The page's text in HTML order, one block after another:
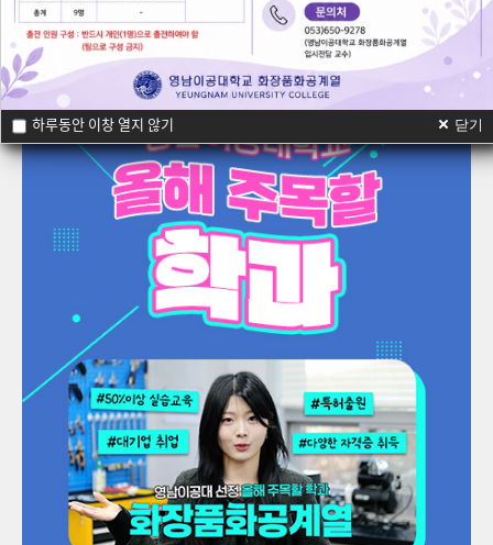
하루동안 이창 열지 않기 닫기
하루동안 이창 열지 않기 닫기